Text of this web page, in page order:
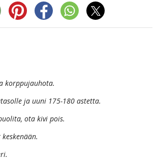
korppujauhota.
ja uuni 175-180 astetta.
ota kivi pois.